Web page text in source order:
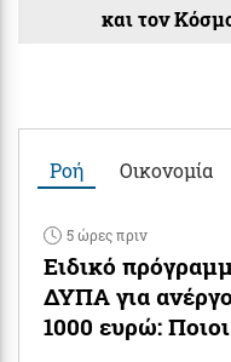
και τον
Ροή Οικονομία
5 ώρες πριν
Ειδικό
ΔΥΠΑ για
1000 ευρώ: